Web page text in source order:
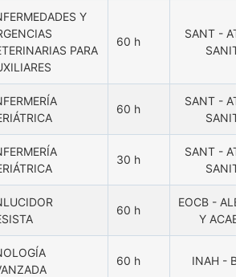
Y
PARA
60 h
SANT -
60 h
SANT -
30 h
SANT -
60 h
EOCB -
Y
60 h INAH -